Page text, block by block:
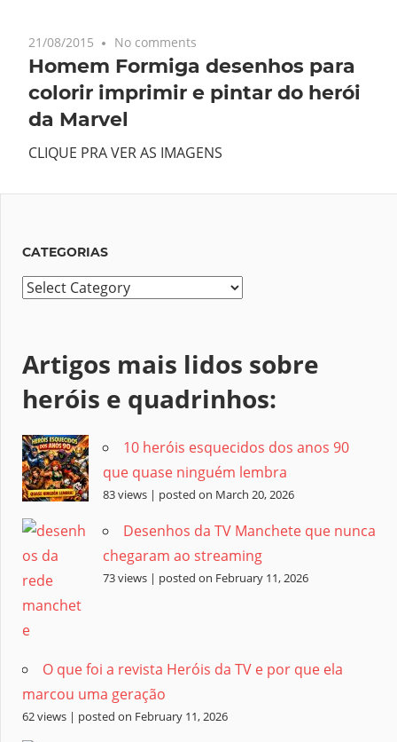
21/08/2015 No comments
Homem Formiga desenhos para
colorir imprimir e pintar do herói
da Marvel
CLIQUE PRA VER AS IMAGENS
CATEGORIAS
Categorias
Artigos mais lidos sobre
heróis e quadrinhos:
10 heróis esquecidos dos anos 90
que quase ninguém lembra
83 views | posted on March 20, 2026
Desenhos da TV Manchete que nunca
chegaram ao streaming
73 views | posted on February 11, 2026
O que foi a revista Heróis da TV e por que ela
marcou uma geração
62 views | posted on February 11, 2026